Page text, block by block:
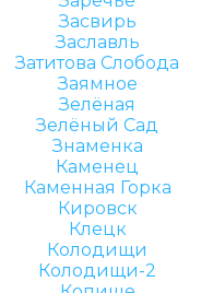
Засвирь
Заславль
Затитова Слобода
Заямное
Зелёная
Зелёный Сад
Знаменка
Каменец
Каменная Горка
Кировск
Клецк
Колодищи
Колодищи-2